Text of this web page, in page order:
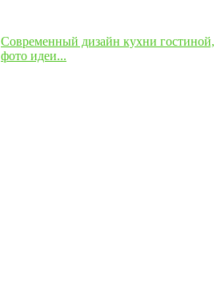
Современный дизайн кухни гостиной,
фото идеи...